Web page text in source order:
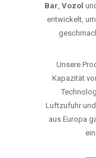
Bar, Vozol
entwickelt,
Unsere
Kapazität
Luftzufuhr
aus Europa